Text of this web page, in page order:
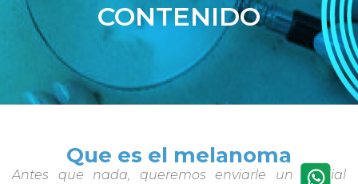
CONTENIDO
Que es el melanoma
Antes que nada, queremos enviarle un cordial